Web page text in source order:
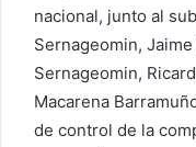
nacional, junto al
Sernageomin,
Sernageomin,
Macarena
de control de la